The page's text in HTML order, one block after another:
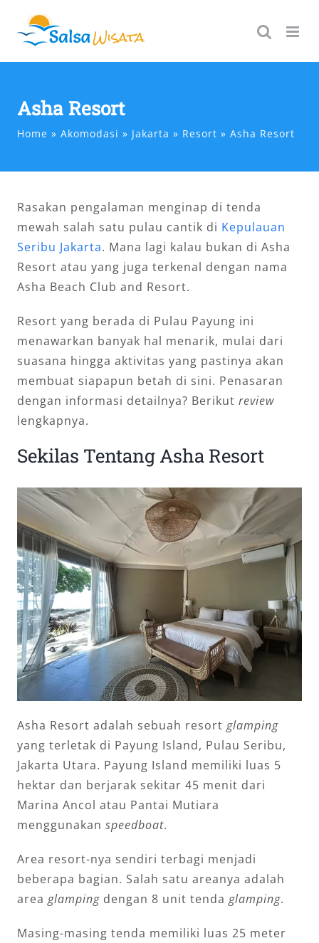
content
Asha Resort
Home Akomodasi Jakarta Resort Asha Resort
Rasakan pengalaman menginap di tenda
mewah salah satu pulau cantik di Kepulauan
Seribu Jakarta. Mana lagi kalau bukan di Asha
Resort atau yang juga terkenal dengan nama
Asha Beach Club and Resort.
Resort yang berada di Pulau Payung ini
menawarkan banyak hal menarik, mulai dari
suasana hingga aktivitas yang pastinya akan
membuat siapapun betah di sini. Penasaran
dengan informasi detailnya? Berikut review
lengkapnya.
Sekilas Tentang Asha Resort
Asha Resort adalah sebuah resort glamping
yang terletak di Payung Island, Pulau Seribu,
Jakarta Utara. Payung Island memiliki luas 5
hektar dan berjarak sekitar 45 menit dari
Marina Ancol atau Pantai Mutiara
menggunakan speedboat.
Area resort-nya sendiri terbagi menjadi
beberapa bagian. Salah satu areanya adalah
area glampingdengan 8 unit tenda glamping.
Masing-masing tenda memiliki luas 25 meter